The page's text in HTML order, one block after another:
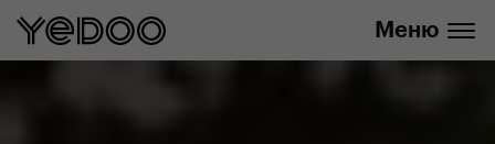
Меню